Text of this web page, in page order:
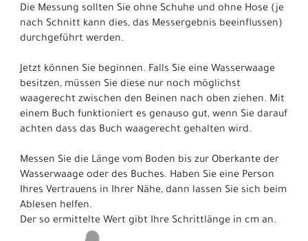
Die Messung sollten Sie ohne Schuhe und ohne Hose (je
nach Schnitt kann dies, das Messergebnis beeinflussen)
durchgeführt werden.
Jetzt können Sie beginnen. Falls Sie eine Wasserwaage
besitzen, müssen Sie diese nur noch möglichst
waagerecht zwischen den Beinen nach oben ziehen. Mit
einem Buch funktioniert es genauso gut, wenn Sie darauf
achten dass das Buch waagerecht gehalten wird.
Messen Sie die Länge vom Boden bis zur Oberkante der
Wasserwaage oder des Buches. Haben Sie eine Person
Ihres Vertrauens in Ihrer Nähe, dann lassen Sie sich beim
Ablesen helfen.
Der so ermittelte Wert gibt Ihre Schrittlänge in cm an.